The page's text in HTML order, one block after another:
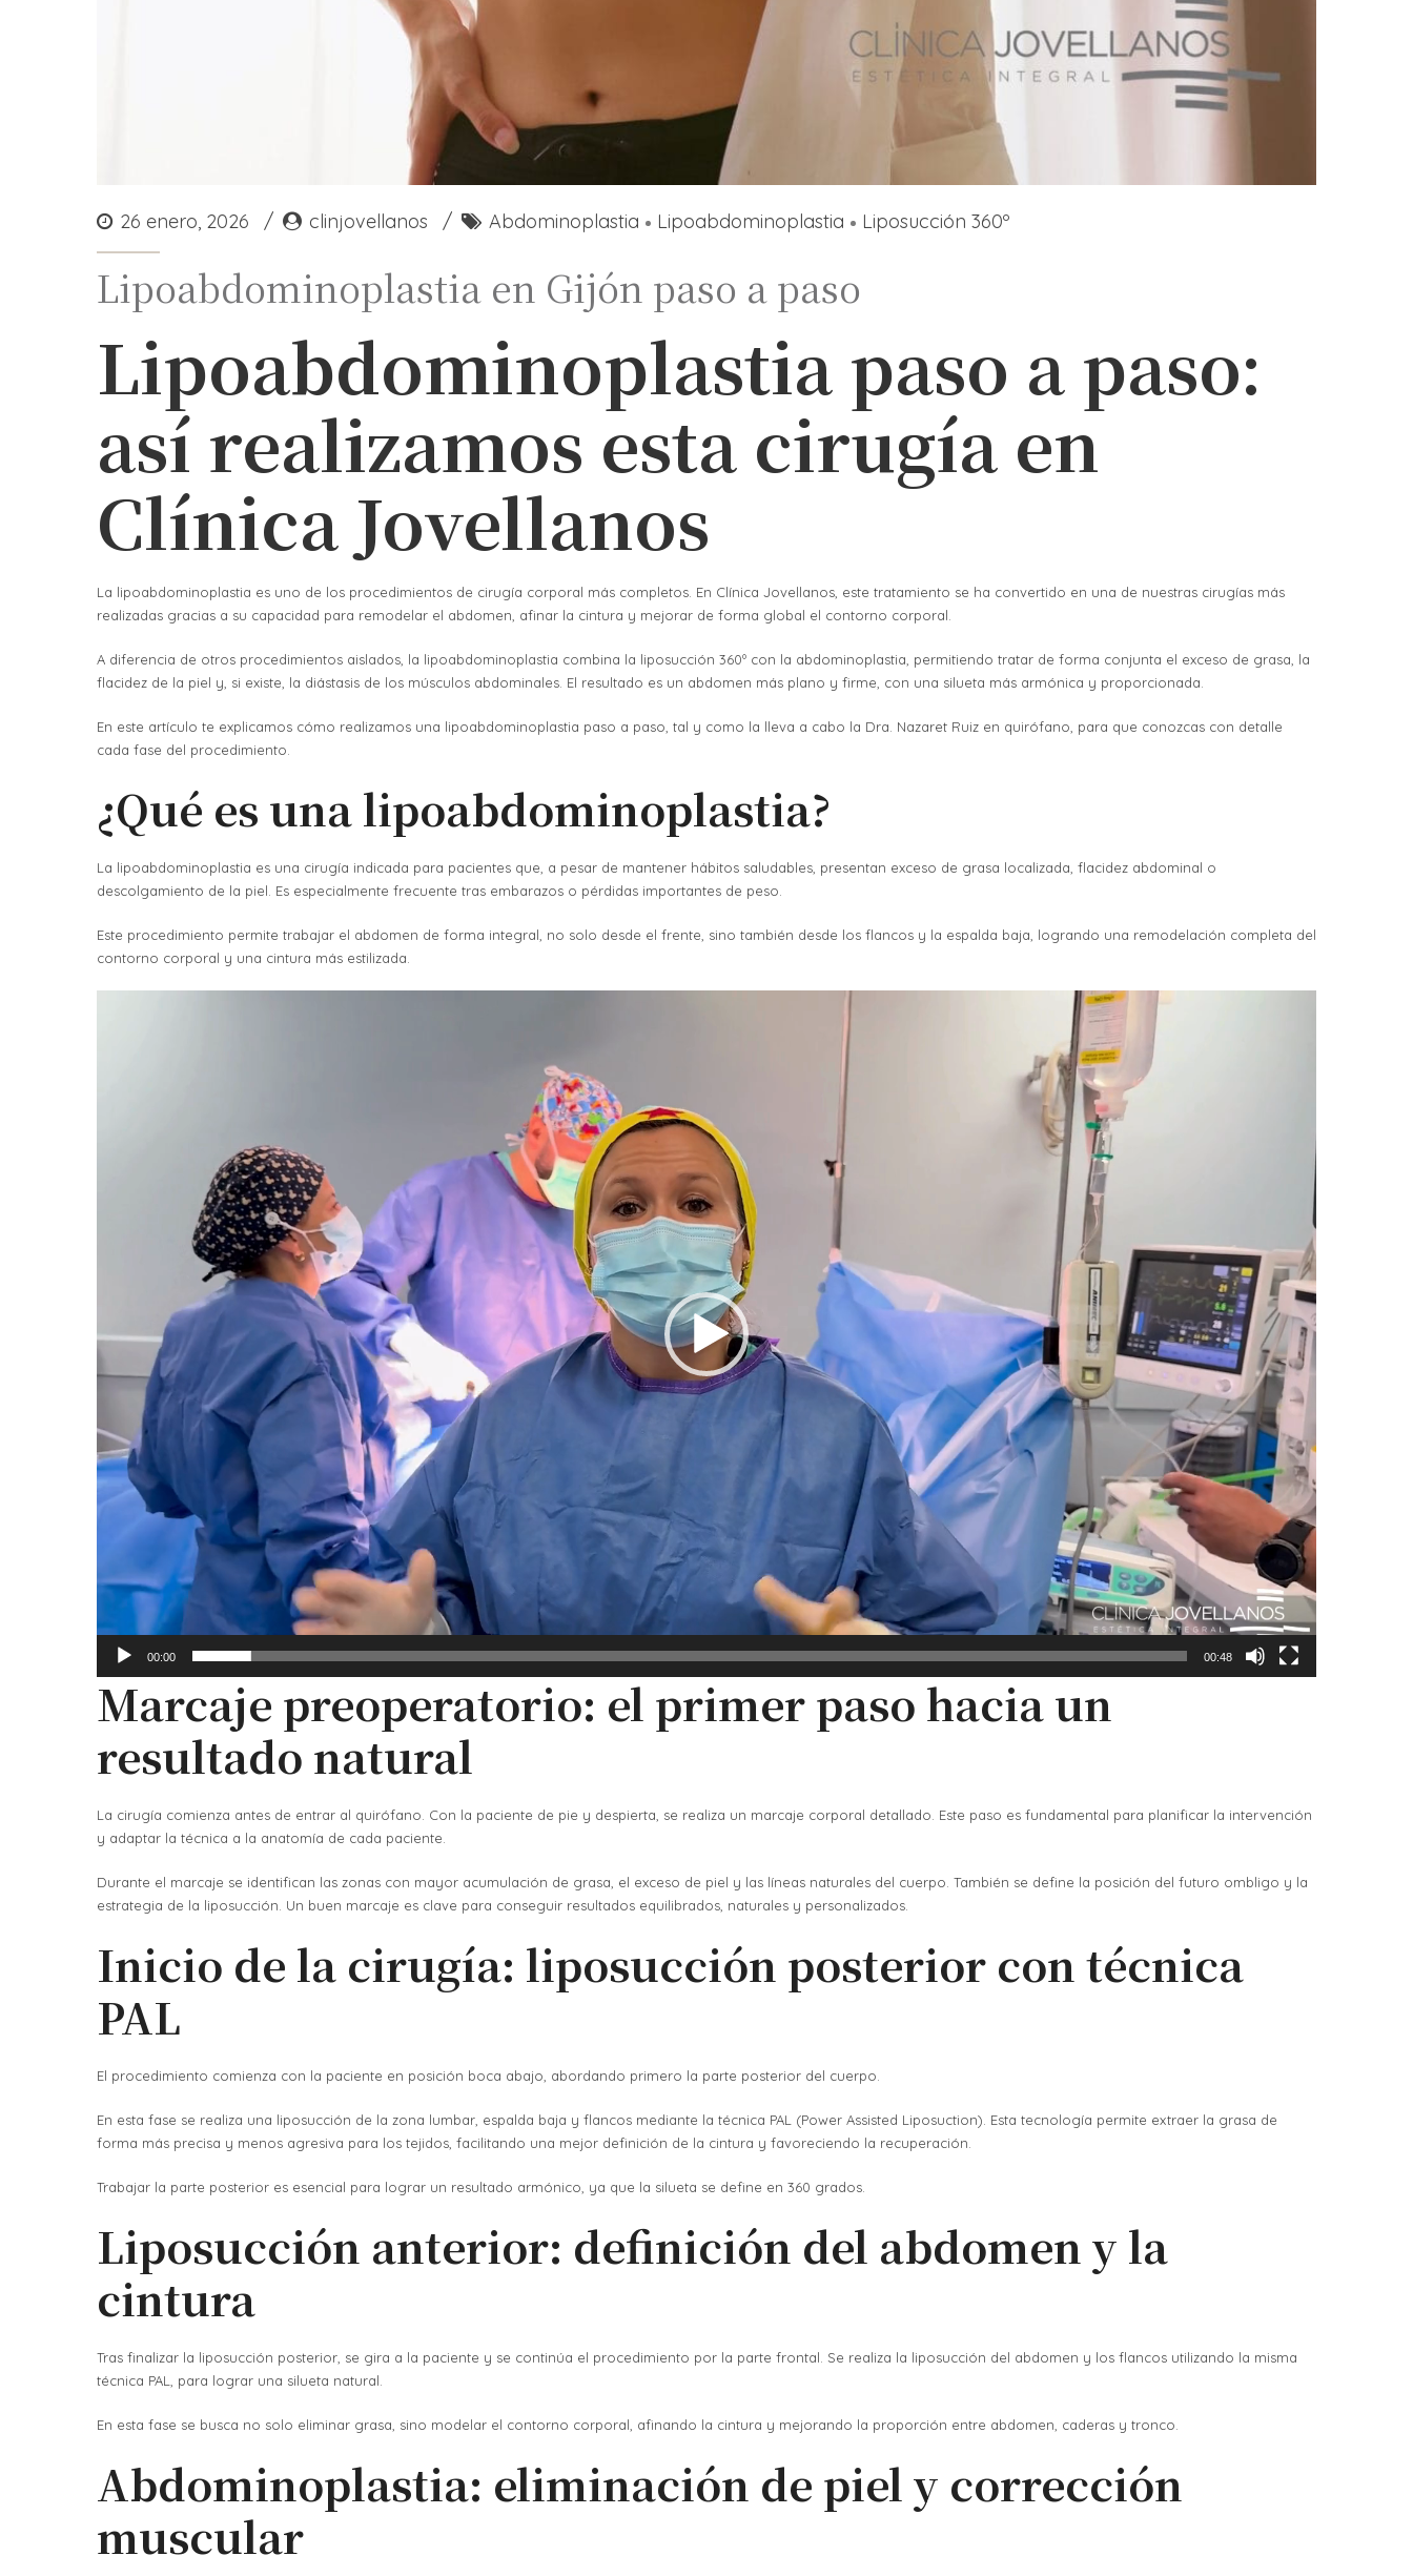
26 enero, 2026 clinjovellanos Abdominoplastia Lipoabdominoplastia Liposucción 360º
Lipoabdominoplastia en Gijón paso a paso
Lipoabdominoplastia paso a paso:
así realizamos esta cirugía en
Clínica Jovellanos
La lipoabdominoplastia es uno de los procedimientos de cirugía corporal más completos. En Clínica Jovellanos, este tratamiento se ha convertido en una de nuestras cirugías más
realizadas gracias a su capacidad para remodelar el abdomen, afinar la cintura y mejorar de forma global el contorno corporal.
A diferencia de otros procedimientos aislados, la lipoabdominoplastia combina la liposucción 360º con la abdominoplastia, permitiendo tratar de forma conjunta el exceso de grasa, la
flacidez de la piel y, si existe, la diástasis de los músculos abdominales. El resultado es un abdomen más plano y firme, con una silueta más armónica y proporcionada.
En este artículo te explicamos cómo realizamos una lipoabdominoplastia paso a paso, tal y como la lleva a cabo la Dra. Nazaret Ruiz en quirófano, para que conozcas con detalle
cada fase del procedimiento.
¿Qué es una lipoabdominoplastia?
La lipoabdominoplastia es una cirugía indicada para pacientes que, a pesar de mantener hábitos saludables, presentan exceso de grasa localizada, flacidez abdominal o
descolgamiento de la piel. Es especialmente frecuente tras embarazos o pérdidas importantes de peso.
Este procedimiento permite trabajar el abdomen de forma integral, no solo desde el frente, sino también desde los flancos y la espalda baja, logrando una remodelación completa del
contorno corporal y una cintura más estilizada.
00:00 00:48
Marcaje preoperatorio: el primer paso hacia un
resultado natural
La cirugía comienza antes de entrar al quirófano. Con la paciente de pie y despierta, se realiza un marcaje corporal detallado. Este paso es fundamental para planificar la intervención
y adaptar la técnica a la anatomía de cada paciente.
Durante el marcaje se identifican las zonas con mayor acumulación de grasa, el exceso de piel y las líneas naturales del cuerpo. También se define la posición del futuro ombligo y la
estrategia de la liposucción. Un buen marcaje es clave para conseguir resultados equilibrados, naturales y personalizados.
Inicio de la cirugía: liposucción posterior con técnica
PAL
El procedimiento comienza con la paciente en posición boca abajo, abordando primero la parte posterior del cuerpo.
En esta fase se realiza una liposucción de la zona lumbar, espalda baja y flancos mediante la técnica PAL (Power Assisted Liposuction). Esta tecnología permite extraer la grasa de
forma más precisa y menos agresiva para los tejidos, facilitando una mejor definición de la cintura y favoreciendo la recuperación.
Trabajar la parte posterior es esencial para lograr un resultado armónico, ya que la silueta se define en 360 grados.
Liposucción anterior: definición del abdomen y la
cintura
Tras finalizar la liposucción posterior, se gira a la paciente y se continúa el procedimiento por la parte frontal. Se realiza la liposucción del abdomen y los flancos utilizando la misma
técnica PAL, para lograr una silueta natural.
En esta fase se busca no solo eliminar grasa, sino modelar el contorno corporal, afinando la cintura y mejorando la proporción entre abdomen, caderas y tronco.
Abdominoplastia: eliminación de piel y corrección
muscular